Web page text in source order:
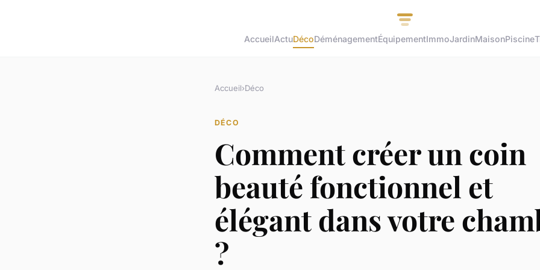
AccueilActuDécoDéménagementÉquipementImmoJardinMaisonPiscine
Accueil›Déco
DÉCO
Comment créer un coin
beauté fonctionnel et
élégant dans votre
?